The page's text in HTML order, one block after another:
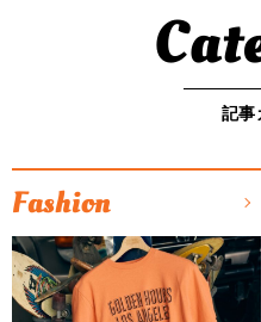
記事
Fashion